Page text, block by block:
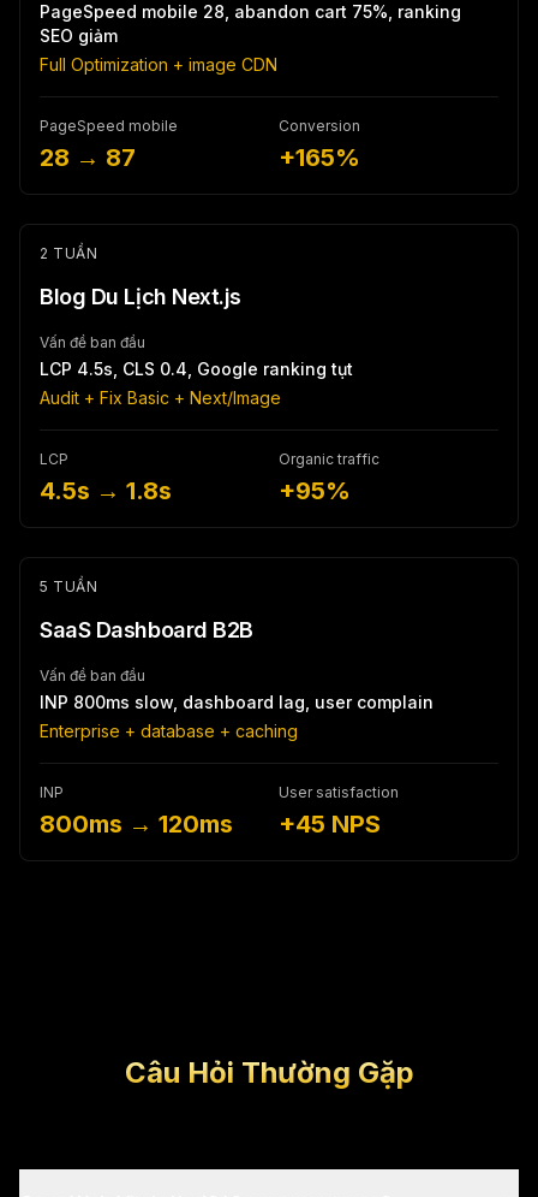
PageSpeed mobile 28, abandon cart 75%, ranking
SEO giảm
Full Optimization + image CDN
PageSpeed mobile
28 → 87
Conversion
+165%
2 TUẦN
Blog Du Lịch Next.js
Vấn đề ban đầu
LCP 4.5s, CLS 0.4, Google ranking tụt
Audit + Fix Basic + Next/Image
LCP
4.5s → 1.8s
Organic traffic
+95%
5 TUẦN
SaaS Dashboard B2B
Vấn đề ban đầu
INP 800ms slow, dashboard lag, user complain
Enterprise + database + caching
INP
800ms → 120ms
User satisfaction
+45 NPS
Câu Hỏi Thường Gặp